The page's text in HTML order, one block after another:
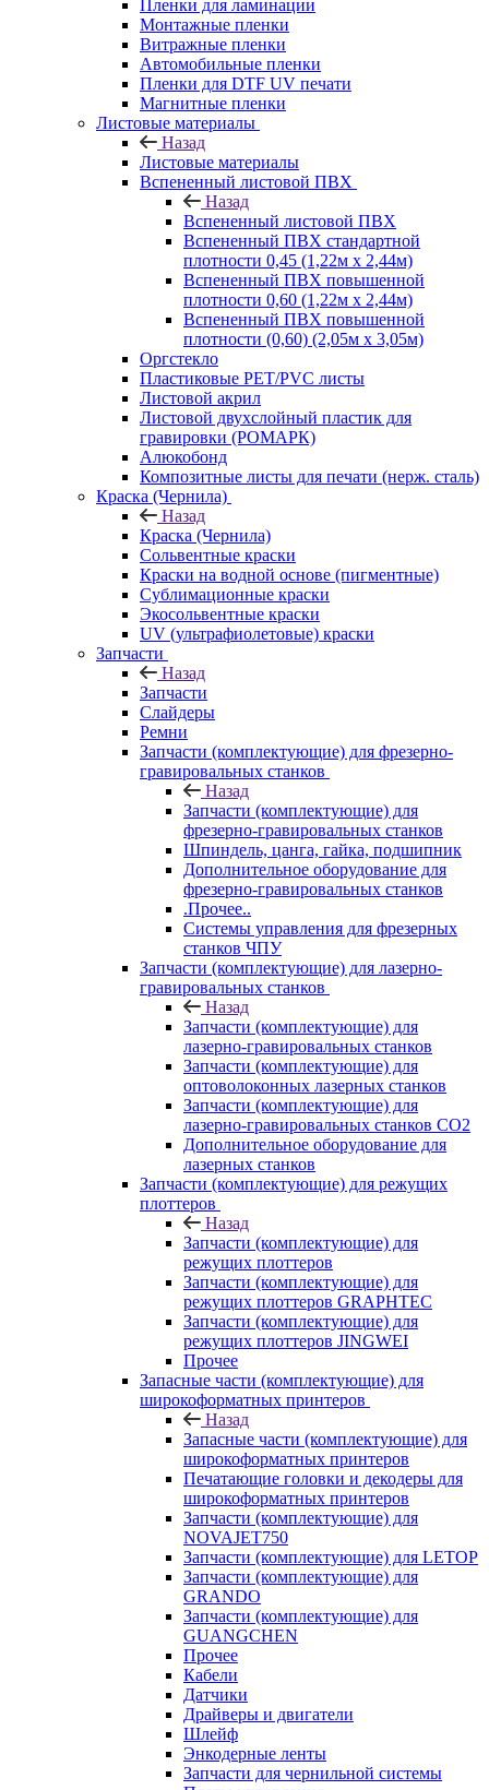
Пленки для ламинации
Монтажные пленки
Витражные пленки
Автомобильные пленки
Пленки для DTF UV печати
Магнитные пленки
Листовые материалы
Назад
Листовые материалы
Вспененный листовой ПВХ
Назад
Вспененный листовой ПВХ
Вспененный ПВХ стандартной
плотности 0,45 (1,22м х 2,44м)
Вспененный ПВХ повышенной
плотности 0,60 (1,22м х 2,44м)
Вспененный ПВХ повышенной
плотности (0,60) (2,05м х 3,05м)
Оргстекло
Пластиковые PET/PVC листы
Листовой акрил
Листовой двухслойный пластик для
гравировки (РОМАРК)
Алюкобонд
Композитные листы для печати (нерж. сталь)
Краска (Чернила)
Назад
Краска (Чернила)
Сольвентные краски
Краски на водной основе (пигментные)
Сублимационные краски
Экосольвентные краски
UV (ультрафиолетовые) краски
Запчасти
Назад
Запчасти
Слайдеры
Ремни
Запчасти (комплектующие) для фрезерно-
гравировальных станков
Назад
Запчасти (комплектующие) для
фрезерно-гравировальных станков
Шпиндель, цанга, гайка, подшипник
Дополнительное оборудование для
фрезерно-гравировальных станков
.Прочее..
Системы управления для фрезерных
станков ЧПУ
Запчасти (комплектующие) для лазерно-
гравировальных станков
Назад
Запчасти (комплектующие) для
лазерно-гравировальных станков
Запчасти (комплектующие) для
оптоволоконных лазерных станков
Запчасти (комплектующие) для
лазерно-гравировальных станков CO2
Дополнительное оборудование для
лазерных станков
Запчасти (комплектующие) для режущих
плоттеров
Назад
Запчасти (комплектующие) для
режущих плоттеров
Запчасти (комплектующие) для
режущих плоттеров GRAPHTEC
Запчасти (комплектующие) для
режущих плоттеров JINGWEI
Прочее
Запасные части (комплектующие) для
широкоформатных принтеров
Назад
Запасные части (комплектующие) для
широкоформатных принтеров
Печатающие головки и декодеры для
широкоформатных принтеров
Запчасти (комплектующие) для
NOVAJET750
Запчасти (комплектующие) для LETOP
Запчасти (комплектующие) для
GRANDO
Запчасти (комплектующие) для
GUANGCHEN
Прочее
Кабели
Датчики
Драйверы и двигатели
Шлейф
Энкодерные ленты
Запчасти для чернильной системы